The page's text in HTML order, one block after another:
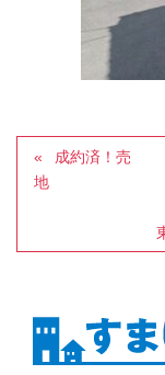
成約済！売
東京都葛